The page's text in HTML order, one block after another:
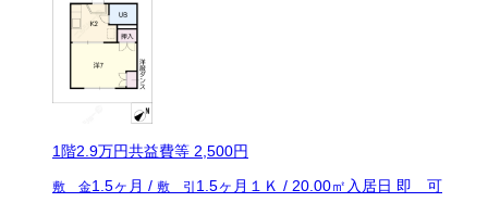
1階2.9万円共益費等 2,500円
敷 金1.5ヶ月 / 敷 引 1.5ヶ月 １Ｋ / 20.00㎡ 入居日 即 可